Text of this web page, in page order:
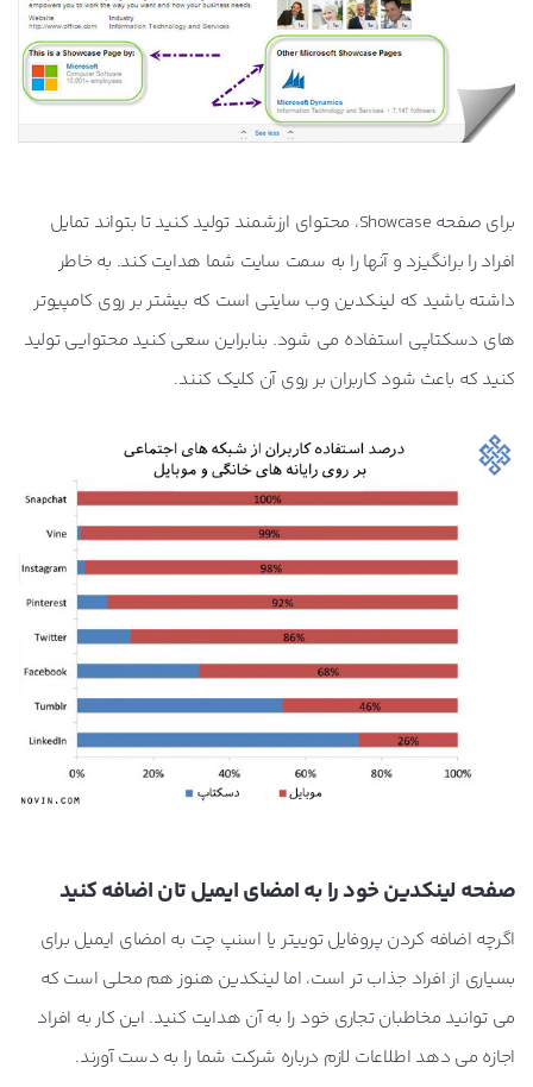
برای صفحه Showcase، محتوای ارزشمند تولید کنید تا بتواند تمایل
افراد را برانگیزد و آنها را به سمت سایت شما هدایت کند. به خاطر
داشته باشید که لینکدین وب سایتی است که بیشتر بر روی کامپیوتر
های دسکتاپی استفاده می شود. بنابراین سعی کنید محتوایی تولید
کنید که باعث شود کاربران بر روی آن کلیک کنند.
صفحه لینکدین خود را به امضای ایمیل تان اضافه کنید
اگرچه اضافه کردن پروفایل توییتر یا اسنپ چت به امضای ایمیل برای
بسیاری از افراد جذاب تر است، اما لینکدین هنوز هم محلی است که
می توانید مخاطبان تجاری خود را به آن هدایت کنید. این کار به افراد
اجازه می دهد اطلاعات لازم درباره شرکت شما را به دست آورند.